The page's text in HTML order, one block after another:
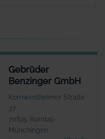
Gebrüder
Benzinger GmbH
Kornwestheimer Straße
37
70825 Korntal-
Münchingen
GEBRÜDER BENZINGER GMBH
ANSPRECHPARTNER
Herr Patrik Diewald
WEBSITE
www.gebrueder-benzinger.d